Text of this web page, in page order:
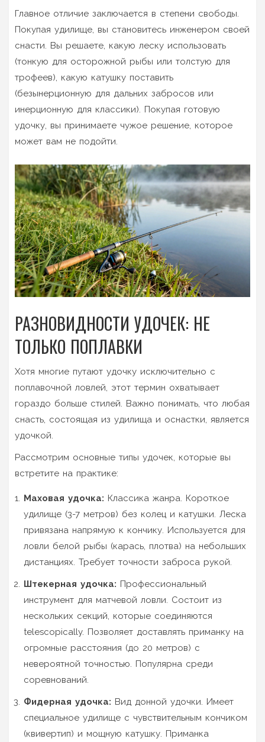
Главное отличие заключается в степени свободы.
Покупая удилище, вы становитесь инженером своей
снасти. Вы решаете, какую леску использовать
(тонкую для осторожной рыбы или толстую для
трофеев), какую катушку поставить
(безынерционную для дальних забросов или
инерционную для классики). Покупая готовую
удочку, вы принимаете чужое решение, которое
может вам не подойти.
РАЗНОВИДНОСТИ УДОЧЕК: НЕ
ТОЛЬКО ПОПЛАВКИ
Хотя многие путают удочку исключительно с
поплавочной ловлей, этот термин охватывает
гораздо больше стилей. Важно понимать, что любая
снасть, состоящая из удилища и оснастки, является
удочкой.
Рассмотрим основные типы удочек, которые вы
встретите на практике:
Маховая удочка: Классика жанра. Короткое
удилище (3-7 метров) без колец и катушки. Леска
привязана напрямую к кончику. Используется для
ловли белой рыбы (карась, плотва) на небольших
дистанциях. Требует точности заброса рукой.
Штекерная удочка: Профессиональный
инструмент для матчевой ловли. Состоит из
нескольких секций, которые соединяются
telescopically. Позволяет доставлять приманку на
огромные расстояния (до 20 метров) с
невероятной точностью. Популярна среди
соревнований.
Фидерная удочка: Вид донной удочки. Имеет
специальное удилище с чувствительным кончиком
(квивертип) и мощную катушку. Приманка